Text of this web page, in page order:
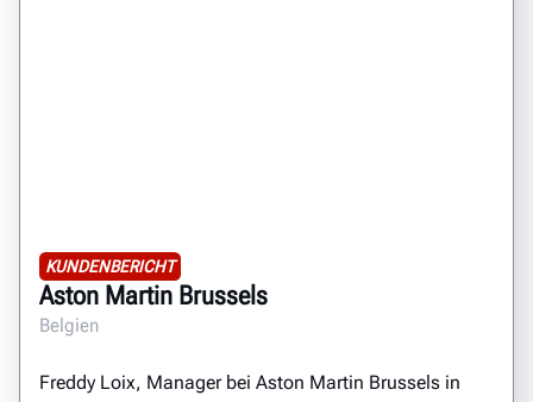
KUNDENBERICHT
Aston Martin Brussels
Belgien
Freddy Loix, Manager bei Aston Martin Brussels in